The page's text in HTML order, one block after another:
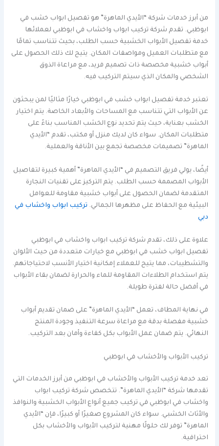
من أبرز خدمات شركة “الأيدي الماهرة” هو تفصيل ابواب خشب في
ابوظبي. تقدم شركة تركيب ابواب واخشاب في ابوظبي لعملائها
خدمة تفصيل الأبواب الخشبية حسب الطلب، بحيث تتناسب تمامًا
مع متطلبات العميل ومواصفات المكان. يتيح لك ذلك الحصول على
أبواب خشبية مخصصة ذات تصميم فريد، مع مراعاة الذوق
الشخصي والمكان الذي سيتم التركيب فيه.
تعتبر خدمة تفصيل ابواب خشب في ابوظبي خيارًا مثاليًا لمن يبحثون
عن الأبواب التي تتناسب مع المساحات والأبعاد الخاصة. يتم اختيار
الخشب بعناية، حيث يتم تحديد نوع الخشب المناسب بناءً على
متطلبات المكان. سواء كان لديك منزل أو مكتب، تقدم “الأيدي
الماهرة” تصميمات مخصصة تجمع بين الأناقة والعملية.
أيضًا، يولي فريق التصميم في “الأيدي الماهرة” أهمية كبيرة لتفاصيل
الأبواب المصممة حسب الطلب. يتم التركيز على تقنيات النجارة
المتقدمة لضمان الحصول على أبواب خشبية مقاومة للعوامل
البيئية مع الحفاظ على مظهرها الجمالي. تركيب ابواب واخشاب في
دبي
علاوة على ذلك، تقدم شركة تركيب ابواب واخشاب في ابوظبي
تفصيل ابواب خشب في ابوظبي مع خيارات متعددة من حيث الألوان
والتشطيبات، مما يتيح للعملاء إمكانية اختيار الأنسب لاحتياجاتهم.
يتم استخدام الطلاءات المقاومة للماء والحرارة لضمان بقاء الأبواب
في أفضل حالة لفترة طويلة.
في نهاية المطاف، تعمل “الأيدي الماهرة” على ضمان تقديم أبواب
خشبية مفصلة بدقة مع مراعاة سرعة التنفيذ وجودة المنتج
النهائي. يتم ضمان عمل الأبواب بكل كفاءة وأمان بعد التركيب.
تركيب الأبواب والأخشاب في ابوظبي
تعد خدمة تركيب الأبواب والأخشاب في ابوظبي من أبرز الخدمات التي
تقدمها شركة “الأيدي الماهرة”. تتخصص شركة تركيب ابواب
واخشاب في ابوظبي في تركيب جميع أنواع الأبواب الخشبية والنوافذ
والأثاث الخشبي. سواء كان المشروع صغيرًا أو كبيرًا، فإن “الأيدي
الماهرة” توفر لك حلولًا مهنية لتركيب الأبواب والأخشاب بكل
احترافية.